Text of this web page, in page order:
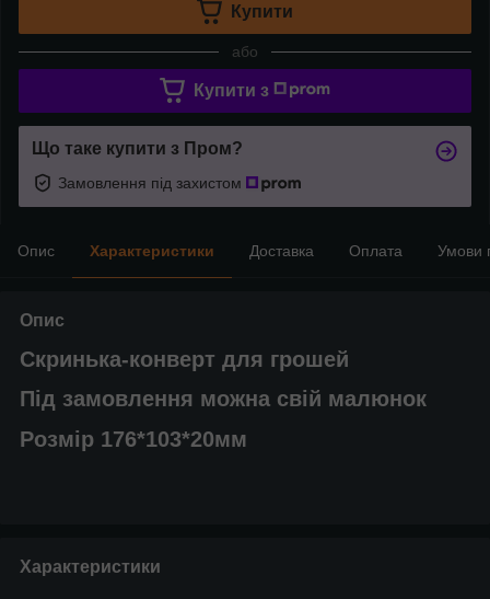
Купити
або
Купити з
Що таке купити з Пром?
Замовлення під захистом
Опис Характеристики Доставка Оплата Умови
Опис
Скринька-конверт для грошей
Під замовлення можна свій малюнок
Розмір 176*103*20мм
Характеристики